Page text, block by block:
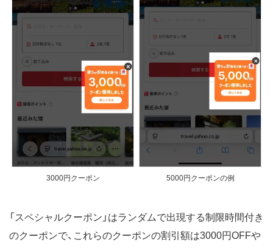
3000円クーポン 5000円クーポンの例
「スペシャルクーポン」はランダムで出現する制限時間付き
のクーポンで、これらのクーポンの割引額は3000円OFFや